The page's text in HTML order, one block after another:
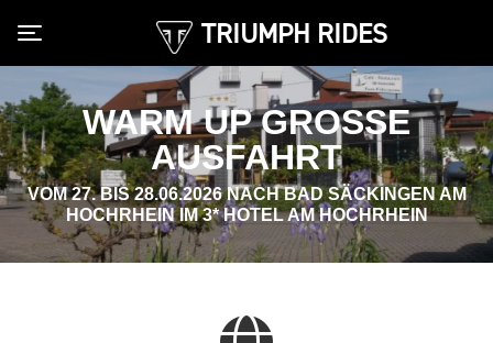
TRIUMPH RIDES
Toggle navigation
WARM UP GROSSE A
USFAHRT
VOM 27. BIS 28.06.2026 NACH BAD SÄCKINGEN AM
HOCHRHEIN IM 3* HOTEL AM HOCHRHEIN